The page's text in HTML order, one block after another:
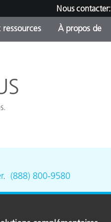
Nous contacter:
À propos de
. (888) 800-9580